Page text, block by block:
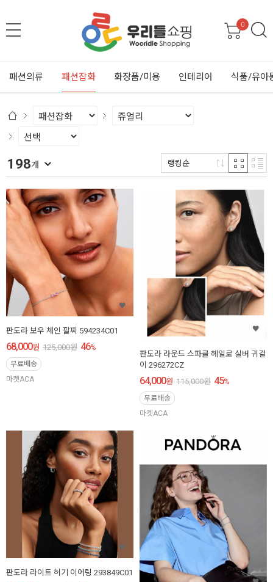
0
패션의류 패션잡화 화장품/미용 인테리어 식품/유아
198개 랭킹순
판도라 보우 체인 팔찌 594234C01
68,000원 125,000원 46%
무료배송
마켓ACA
판도라 라운드 스파클 헤일로 실버 귀걸
이 296272CZ
64,000원 115,000원 45%
무료배송
마켓ACA
판도라 라이트 허기 이어링 293849C01